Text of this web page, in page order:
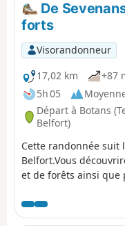
De
forts
Visorandonneur
17,02 km
+87
5h 05
Départ à Botans
Belfort)
Cette randonnée
Belfort.Vous
et de forêts ainsi que
Bessoncourt. Vous
de la ceinture